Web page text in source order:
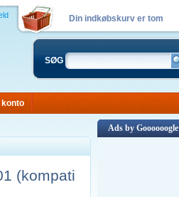
Din indkøbskurv er tom
SØG
konto
(kompati
Ads by Goooooogle